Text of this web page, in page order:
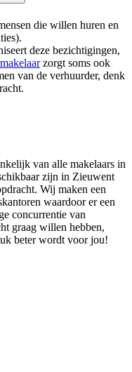
die willen huren en
deze bezichtigingen,
zorgt soms ook
van de verhuurder, denk
van alle makelaars in
zijn in Zieuwent
Wij maken een
waardoor er een
concurrentie van
graag willen hebben,
beter wordt voor jou!